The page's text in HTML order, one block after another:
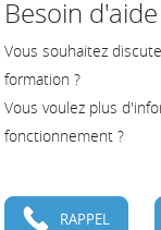
Besoin d'aide
Vous souhaitez
formation ?
Vous voulez plus
fonctionnement ?
RAPPEL